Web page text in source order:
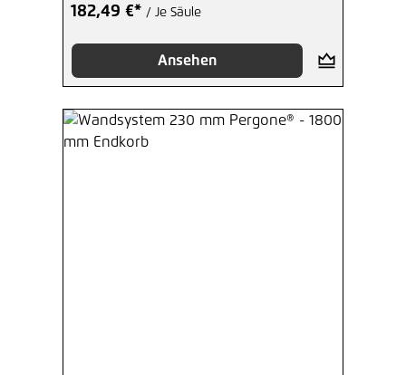
182,49 €* / Je Säule
Ansehen